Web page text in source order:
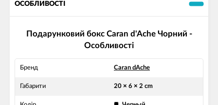
ОСОБЛИВОСТІ
Подарунковий бокс Caran d'Ache Чорний -
Особливості
Бренд Caran dAche
Габарити 20 × 6 × 2 cm